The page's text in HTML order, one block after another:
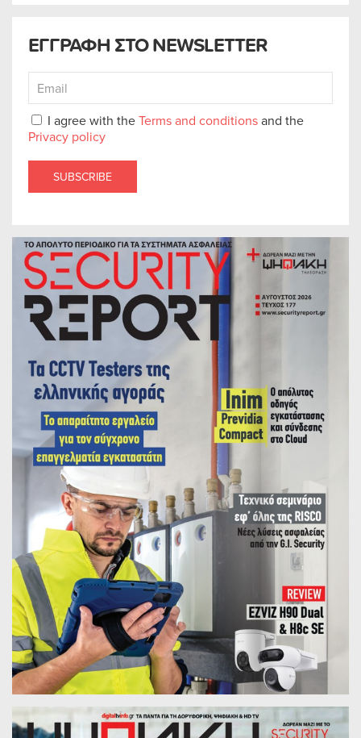
ΕΓΓΡΑΦΗ ΣΤΟ NEWSLETTER
I agree with theTerms and conditionsand the
Privacy policy
SUBSCRIBE